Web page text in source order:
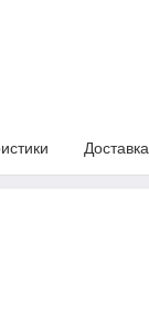
Доставка